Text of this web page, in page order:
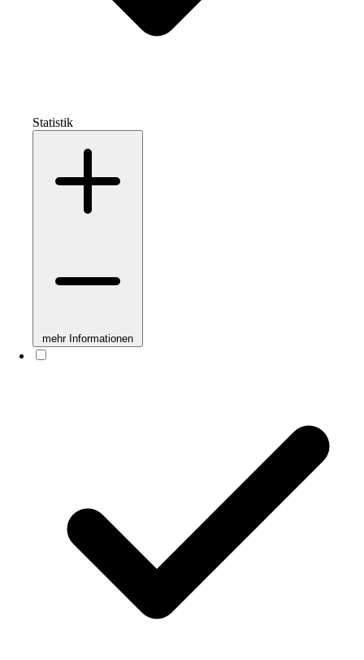
Statistik
mehr Informationen